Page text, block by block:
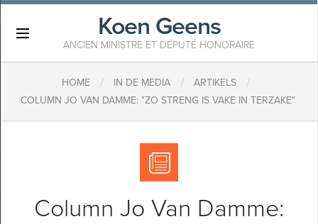
Koen Geens
ANCIEN MINISTRE ET DÉPUTÉ HONORAIRE
HOME / IN DE MEDIA / ARTIKELS /
COLUMN JO VAN DAMME: "ZO STRENG IS VAKE IN TERZAKE"
Column Jo Van Damme: